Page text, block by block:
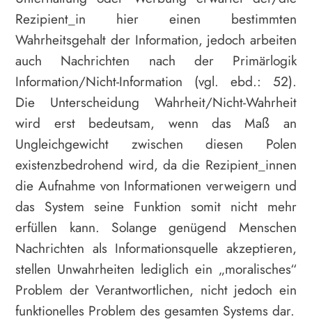
Rezipient_in hier einen bestimmten
Wahrheitsgehalt der Information, jedoch arbeiten
auch Nachrichten nach der Primärlogik
Information/Nicht-Information (vgl. ebd.: 52).
Die Unterscheidung Wahrheit/Nicht-Wahrheit
wird erst bedeutsam, wenn das Maß an
Ungleichgewicht zwischen diesen Polen
existenzbedrohend wird, da die Rezipient_innen
die Aufnahme von Informationen verweigern und
das System seine Funktion somit nicht mehr
erfüllen kann. Solange genügend Menschen
Nachrichten als Informationsquelle akzeptieren,
stellen Unwahrheiten lediglich ein „moralisches“
Problem der Verantwortlichen, nicht jedoch ein
funktionelles Problem des gesamten Systems dar.